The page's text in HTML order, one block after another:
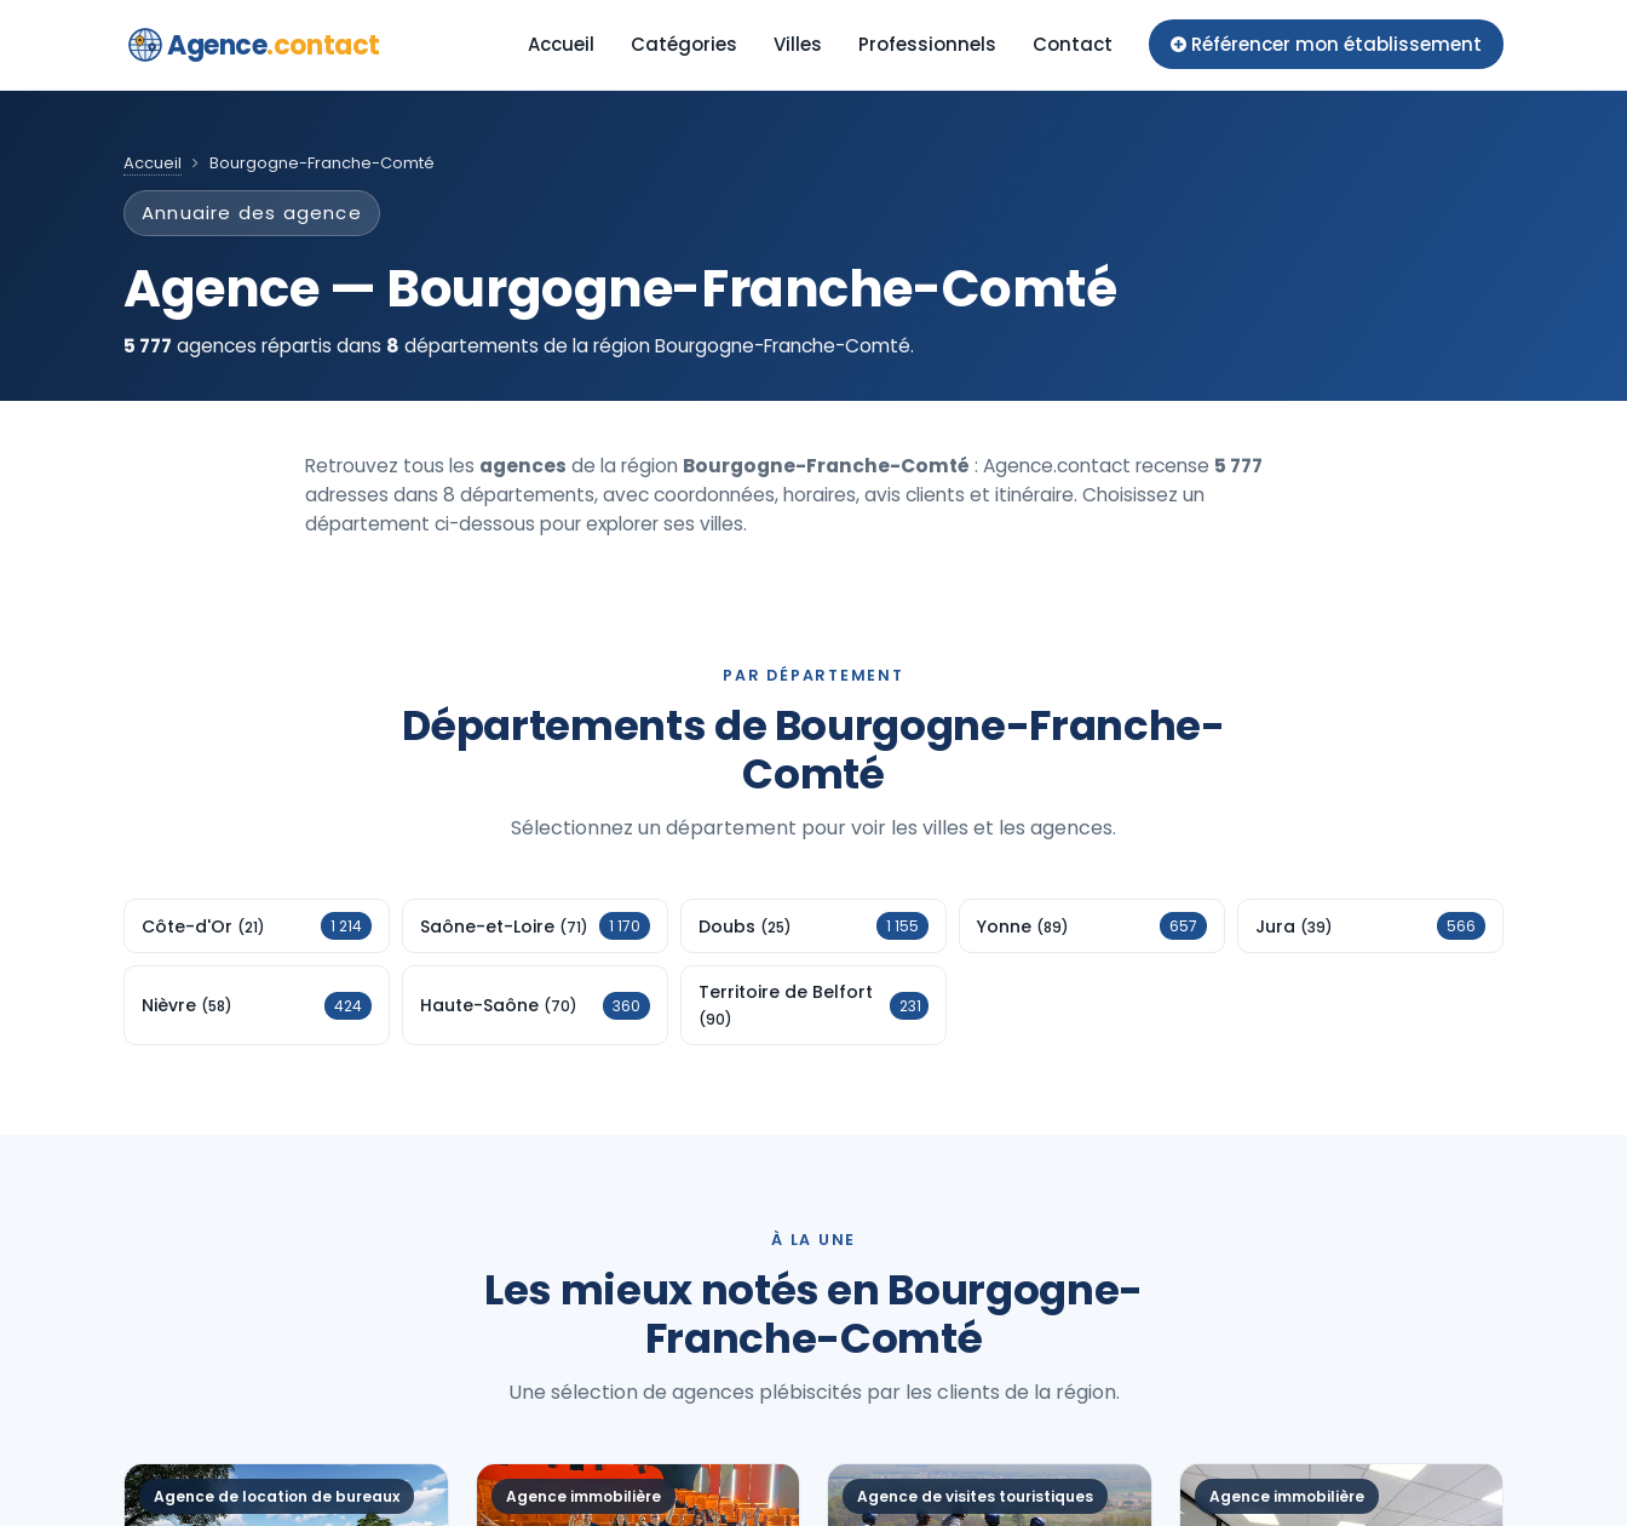
Agence.contact Accueil Catégories Villes Professionnels Contact Référencer mon établissement
Accueil Bourgogne-Franche-Comté
Annuaire des agence
Agence — Bourgogne-Franche-Comté
5 777 agences répartis dans 8 départements de la région Bourgogne-Franche-Comté.
Retrouvez tous les agences de la région Bourgogne-Franche-Comté : Agence.contact recense 5 777
adresses dans 8 départements, avec coordonnées, horaires, avis clients et itinéraire. Choisissez un
département ci-dessous pour explorer ses villes.
PAR DÉPARTEMENT
Départements de Bourgogne-Franche-
Comté
Sélectionnez un département pour voir les villes et les agences.
Côte-d'Or (21) 1 214 Saône-et-Loire (71) 1 170 Doubs (25) 1 155 Yonne (89) 657 Jura (39) 566
Nièvre (58) 424 Haute-Saône (70) 360
Territoire de Belfort
(90)
231
À LA UNE
Les mieux notés en Bourgogne-
Franche-Comté
Une sélection de agences plébiscités par les clients de la région.
Agence de location de bureaux Agence immobilière Agence de visites touristiques Agence immobilière